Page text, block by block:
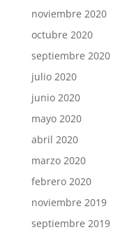
noviembre 2020
octubre 2020
septiembre 2020
julio 2020
junio 2020
mayo 2020
abril 2020
marzo 2020
febrero 2020
noviembre 2019
septiembre 2019